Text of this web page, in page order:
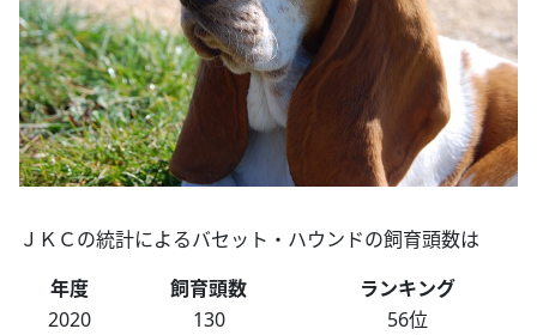
ＪＫＣの統計によるバセット・ハウンドの飼育頭数は
年度
飼育頭数
ランキング
2020
130
56位